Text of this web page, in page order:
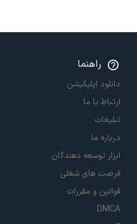
راهنما
دانلود اپلیکیشن
ارتباط با ما
تبلیغات
درباره ما
ابزار توسعه دهندگان
فرصت های شغلی
قوانین و مقررات
DMCA